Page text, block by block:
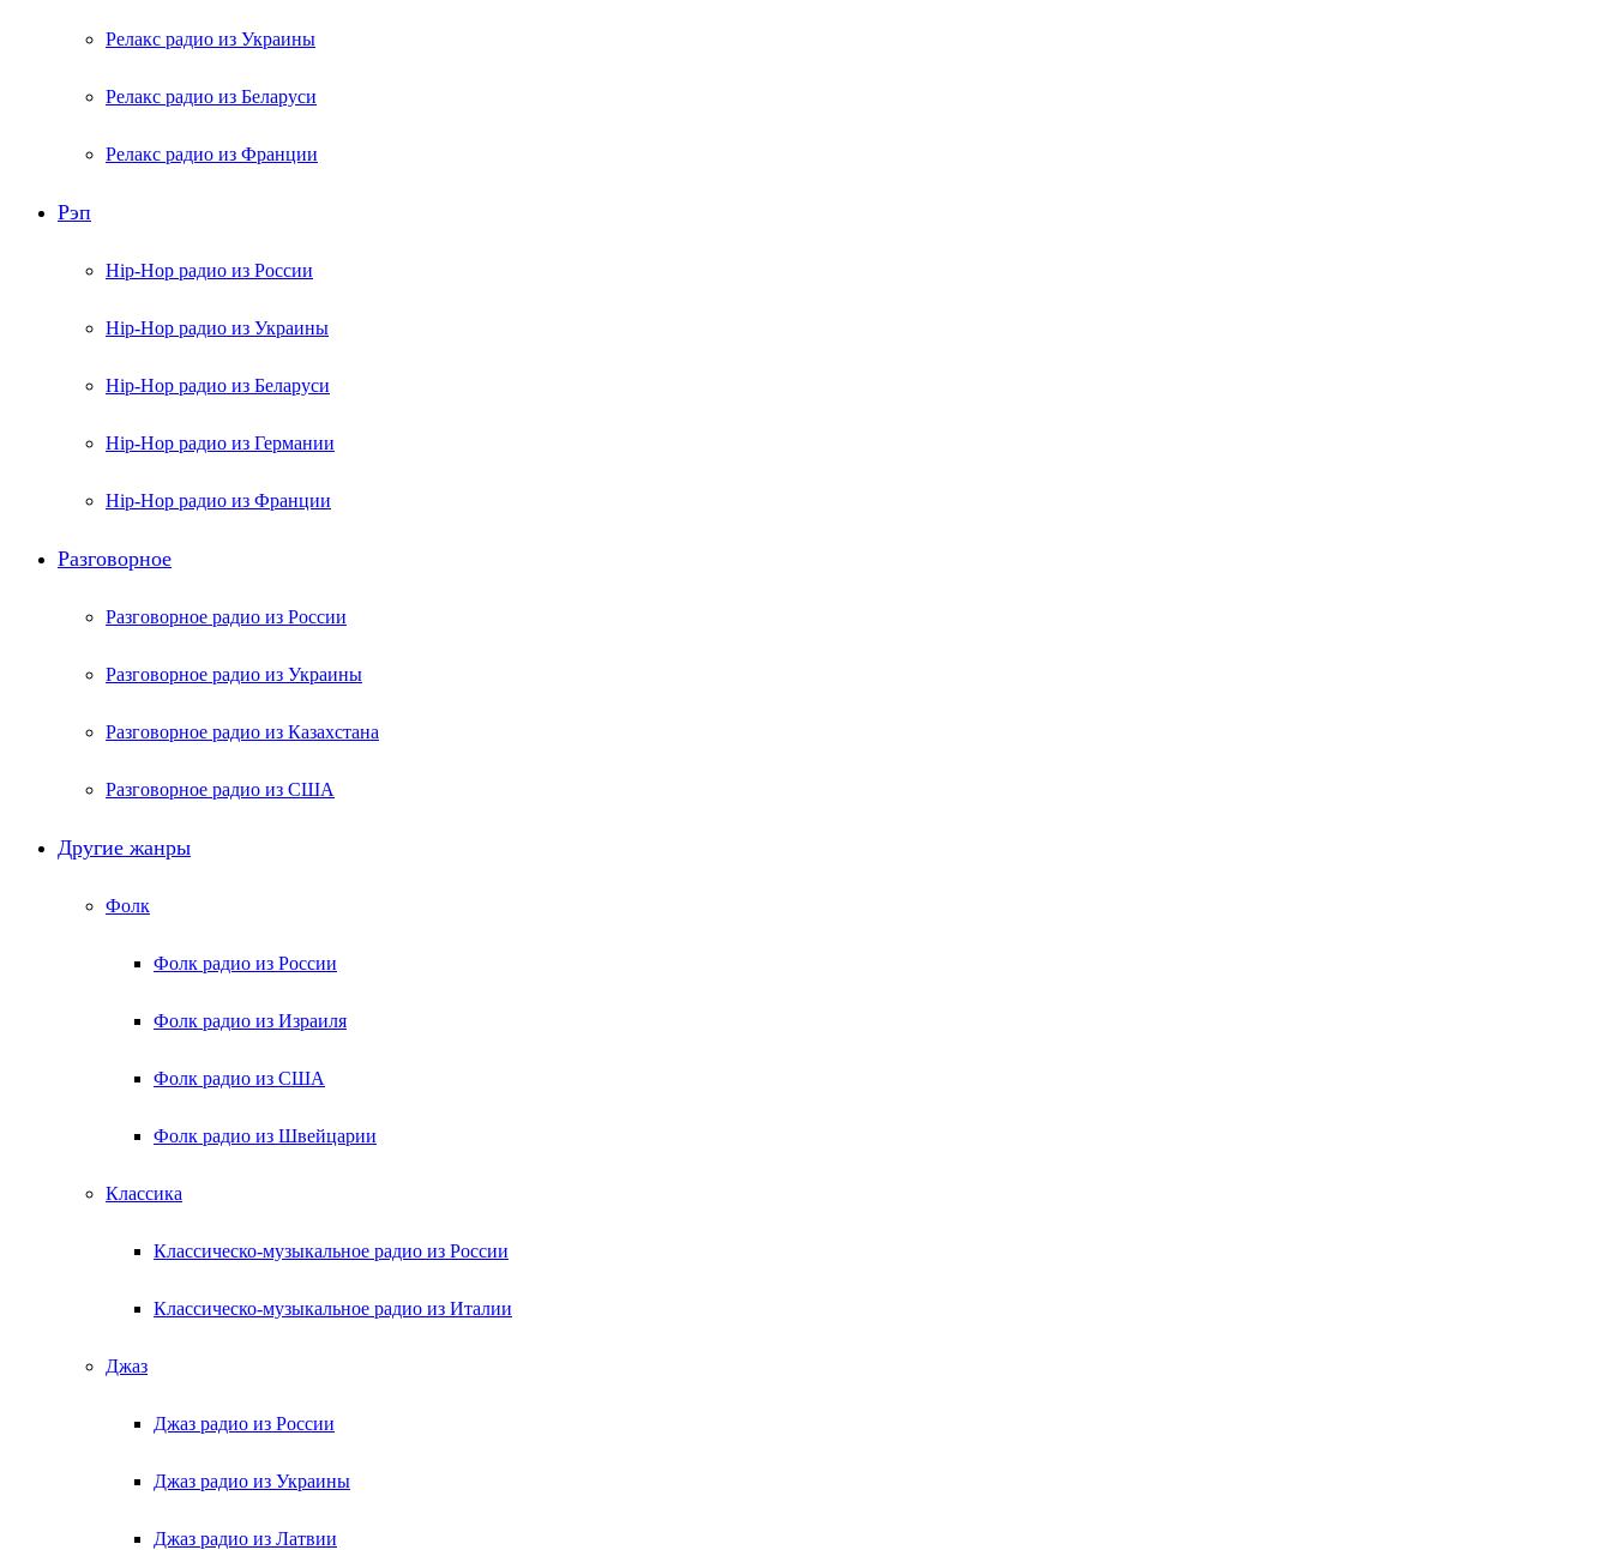
Релакс радио из Украины
Релакс радио из Беларуси
Релакс радио из Франции
Рэп
Hip-Hop радио из России
Hip-Hop радио из Украины
Hip-Hop радио из Беларуси
Hip-Hop радио из Германии
Hip-Hop радио из Франции
Разговорное
Разговорное радио из России
Разговорное радио из Украины
Разговорное радио из Казахстана
Разговорное радио из США
Другие жанры
Фолк
Фолк радио из России
Фолк радио из Израиля
Фолк радио из США
Фолк радио из Швейцарии
Классика
Классическо-музыкальное радио из России
Классическо-музыкальное радио из Италии
Джаз
Джаз радио из России
Джаз радио из Украины
Джаз радио из Латвии